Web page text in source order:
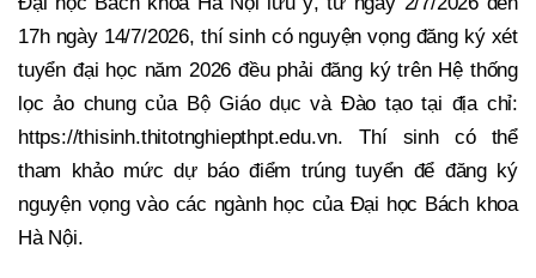
17h ngày 14/7/2026, thí sinh có nguyện vọng đăng ký xét
tuyển đại học năm 2026 đều phải đăng ký trên Hệ thống
lọc ảo chung của Bộ Giáo dục và Đào tạo tại địa chỉ:
https://thisinh.thitotnghiepthpt.edu.vn. Thí sinh có thể
tham khảo mức dự báo điểm trúng tuyển để đăng ký
nguyện vọng vào các ngành học của Đại học Bách khoa
Hà Nội.